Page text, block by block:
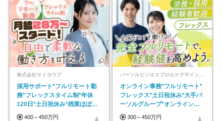
株式会社サイヨウブ
採用サポート*フルリモート勤
務*フレックスタイム制*年休
120日*土日祝休み*残業ほぼな
し*育児中社員8割以上
400～450万円
パーソルビジネスプロセスデザイン株式会社 事業開発本部
オンライン事務*フルリモート*
フレックス*土日祝休み*大手パ
ーソルグループ*オンライン面
接*30～40代活躍中
300～450万円